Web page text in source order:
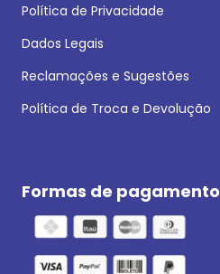
Política de Privacidade
Dados Legais
Reclamações e Sugestões
Política de Troca e Devolução
Formas de pagamento